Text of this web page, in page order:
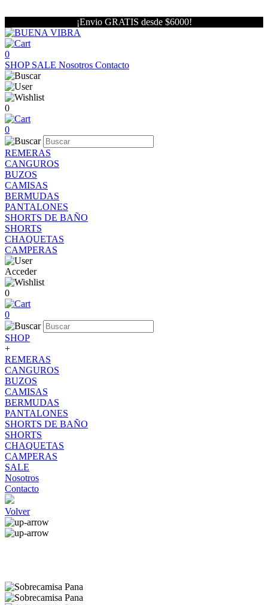
¡Envio GRATIS desde $6000!
0
SHOP SALE Nosotros Contacto
0
0
REMERAS
CANGUROS
BUZOS
CAMISAS
BERMUDAS
PANTALONES
SHORTS DE BAÑO
SHORTS
CHAQUETAS
CAMPERAS
Acceder
0
0
SHOP
+
REMERAS
CANGUROS
BUZOS
CAMISAS
BERMUDAS
PANTALONES
SHORTS DE BAÑO
SHORTS
CHAQUETAS
CAMPERAS
SALE
Nosotros
Contacto
Volver